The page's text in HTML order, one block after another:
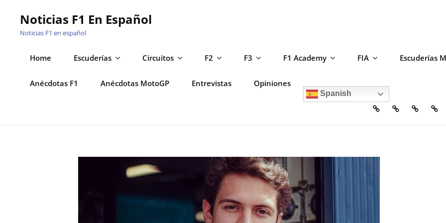
contenido
Noticias F1 En Español
Noticias F1 en español
Home Escuderías Circuitos F2 F3 F1 Academy FIA Escuderías
Anécdotas F1 Anécdotas MotoGP Entrevistas Opiniones
Spanish
HomeEscuderías
Circuitos
F2